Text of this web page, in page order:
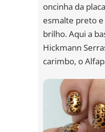
oncinha da
esmalte preto
brilho. Aqui a
Hickmann
carimbo, o